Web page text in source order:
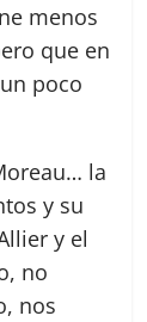
menos
que en
poco
la
y su
y el
no
nos